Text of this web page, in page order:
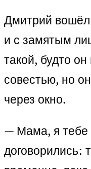
Дмитрий вошёл
и с замятым
такой, будто
совестью, но
через окно.
— Мама, я тебе
договорились: